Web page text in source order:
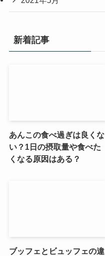
新着記事
あんこの食べ過ぎは良くな
い？1日の摂取量や食べた
くなる原因はある？
ブッフェとビュッフェの違